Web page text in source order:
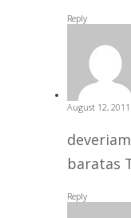
Reply
August 12,
baratas
Reply